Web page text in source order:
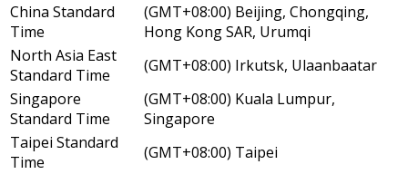
China Standard
Time
(GMT+08:00) Beijing, Chongqing,
Hong Kong SAR, Urumqi
North Asia East
Standard Time
(GMT+08:00) Irkutsk, Ulaanbaatar
Singapore
Standard Time
(GMT+08:00) Kuala Lumpur,
Singapore
Taipei Standard
Time
(GMT+08:00) Taipei